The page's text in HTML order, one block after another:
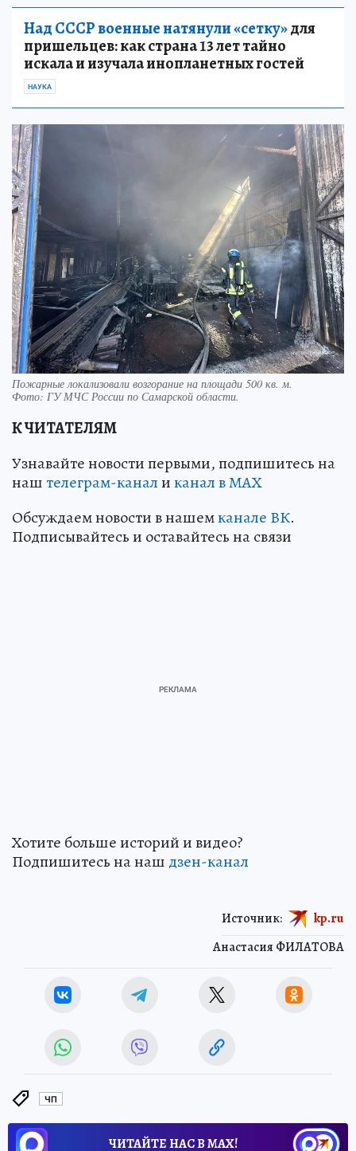
Над СССР военные натянули «сетку»для
пришельцев: как страна 13 лет тайно
искала и изучала инопланетных гостей
НАУКА
Пожарные локализовали возгорание на площади 500 кв. м.
Фото: ГУ МЧС России по Самарской области.
К ЧИТАТЕЛЯМ
Узнавайте новости первыми, подпишитесь на
наштелеграм-каналиканал в МАХ
Обсуждаем новости в нашемканале ВК.
Подписывайтесь и оставайтесь на связи
Хотите больше историй и видео?
Подпишитесь на наш дзен-канал
Анастасия ФИЛАТОВА
Источник: kp.ru
ЧП
ЧИТАЙТЕ НАС В МАХ!